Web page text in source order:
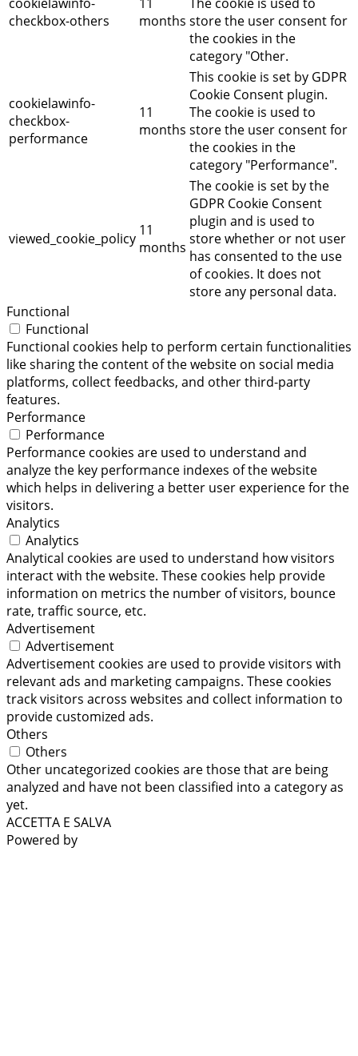
checkbox-others
months store the user consent for
the cookies in the
category "Other.
cookielawinfo-
checkbox-
performance
11
months
This cookie is set by GDPR
Cookie Consent plugin.
The cookie is used to
store the user consent for
the cookies in the
category "Performance".
viewed_cookie_policy 11
months
The cookie is set by the
GDPR Cookie Consent
plugin and is used to
store whether or not user
has consented to the use
of cookies. It does not
store any personal data.
Functional
Functional
Functional cookies help to perform certain functionalities
like sharing the content of the website on social media
platforms, collect feedbacks, and other third-party
features.
Performance
Performance
Performance cookies are used to understand and
analyze the key performance indexes of the website
which helps in delivering a better user experience for the
visitors.
Analytics
Analytics
Analytical cookies are used to understand how visitors
interact with the website. These cookies help provide
information on metrics the number of visitors, bounce
rate, traffic source, etc.
Advertisement
Advertisement
Advertisement cookies are used to provide visitors with
relevant ads and marketing campaigns. These cookies
track visitors across websites and collect information to
provide customized ads.
Others
Others
Other uncategorized cookies are those that are being
analyzed and have not been classified into a category as
yet.
ACCETTA E SALVA
Powered by